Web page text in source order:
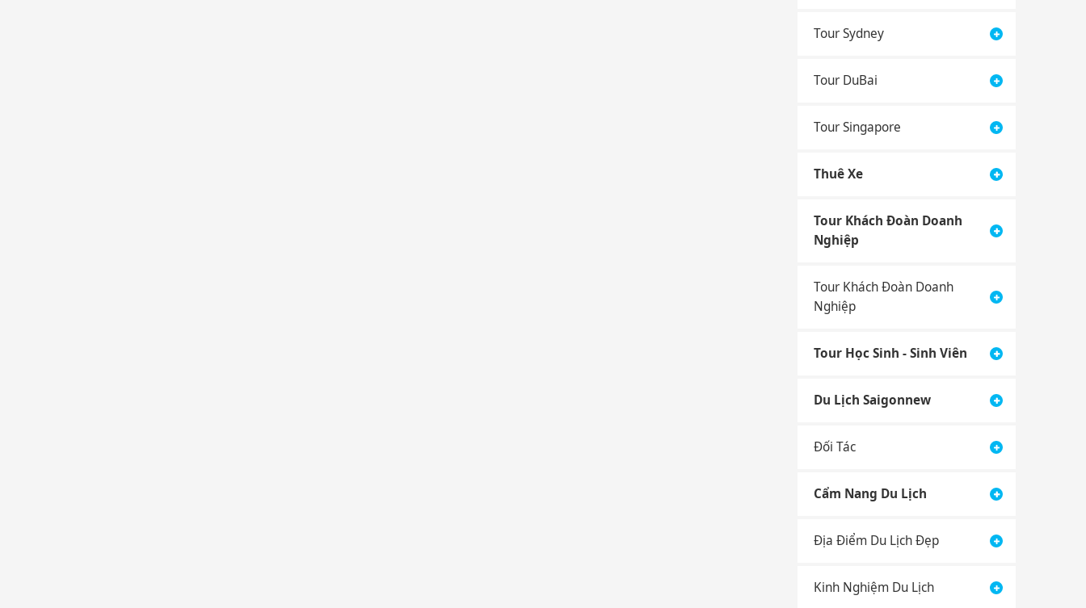
Tour Sydney
Tour DuBai
Tour Singapore
Thuê Xe
Tour Khách Đoàn Doanh
Nghiệp
Tour Khách Đoàn Doanh
Nghiệp
Tour Học Sinh - Sinh Viên
Du Lịch Saigonnew
Đối Tác
Cẩm Nang Du Lịch
Địa Điểm Du Lịch Đẹp
Kinh Nghiệm Du Lịch